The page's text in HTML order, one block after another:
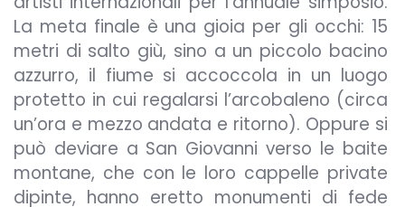
La meta finale è una gioia per gli occhi: 15
metri di salto giù, sino a un piccolo bacino
azzurro, il fiume si accoccola in un luogo
protetto in cui regalarsi l’arcobaleno (circa
un’ora e mezzo andata e ritorno). Oppure si
può deviare a San Giovanni verso le baite
montane, che con le loro cappelle private
dipinte, hanno eretto monumenti di fede